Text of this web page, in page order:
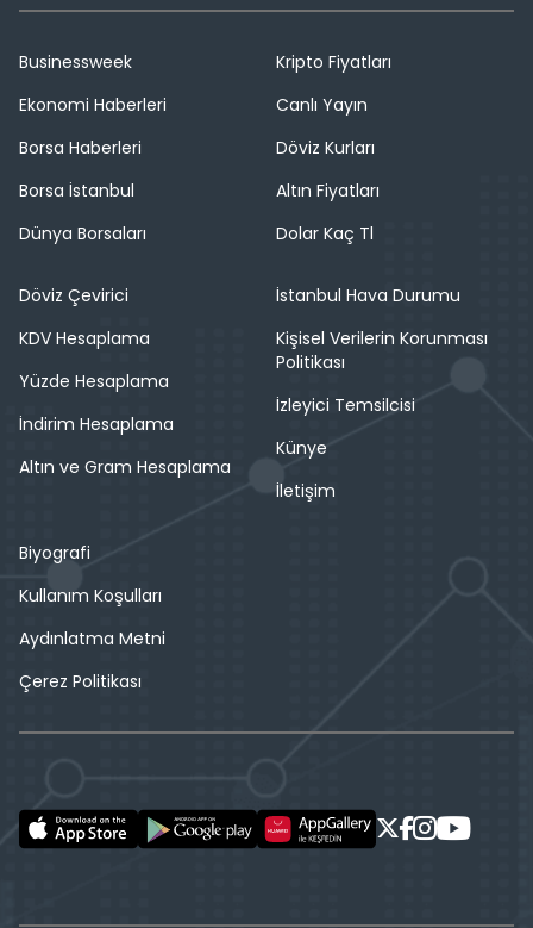
Businessweek
Ekonomi Haberleri
Borsa Haberleri
Borsa İstanbul
Dünya Borsaları
Kripto Fiyatları
Canlı Yayın
Döviz Kurları
Altın Fiyatları
Dolar Kaç Tl
Döviz Çevirici
KDV Hesaplama
Yüzde Hesaplama
İndirim Hesaplama
Altın ve Gram Hesaplama
İstanbul Hava Durumu
Kişisel Verilerin Korunması
Politikası
İzleyici Temsilcisi
Künye
İletişim
Biyografi
Kullanım Koşulları
Aydınlatma Metni
Çerez Politikası